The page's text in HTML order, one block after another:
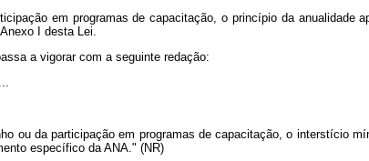
em programas de capacitação, o princípio da
I desta Lei.
a vigorar com a seguinte redação:
ou da participação em programas de capacitação, o interstício
específico da ANA." (NR)